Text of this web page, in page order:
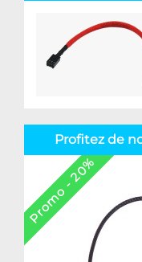
Profitez de
Promo - 20%